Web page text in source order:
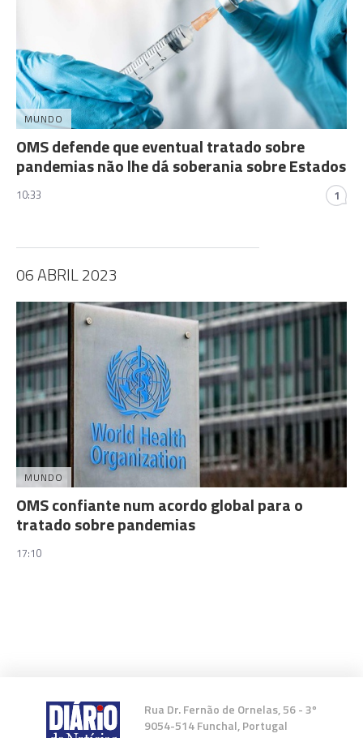
MUNDO
OMS defende que eventual tratado sobre
pandemias não lhe dá soberania sobre Estados
10:33 1
06 ABRIL 2023
MUNDO
OMS confiante num acordo global para o
tratado sobre pandemias
17:10
Rua Dr. Fernão de Ornelas, 56 - 3º
9054-514 Funchal, Portugal